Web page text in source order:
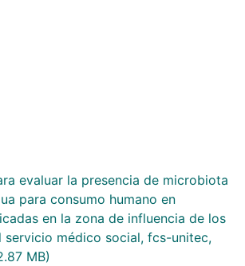
evaluar la presencia de microbiota
para consumo humano en
en la zona de influencia de los
servicio médico social, fcs-unitec,
MB)